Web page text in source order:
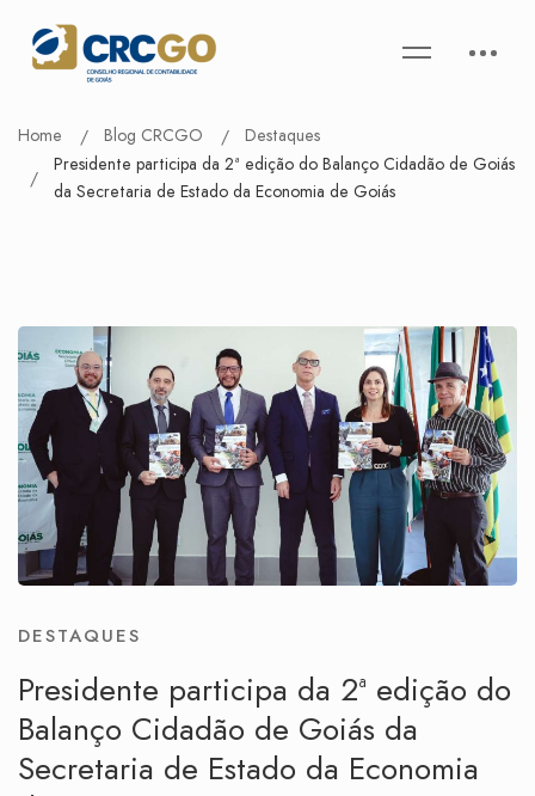
Home Blog CRCGO
Destaques
Presidente participa da 2ª edição do Balanço Cidadão de Goiás
da Secretaria de Estado da Economia de Goiás
DESTAQUES
Presidente participa da 2ª edição do
Balanço Cidadão de Goiás da
Secretaria de Estado da Economia